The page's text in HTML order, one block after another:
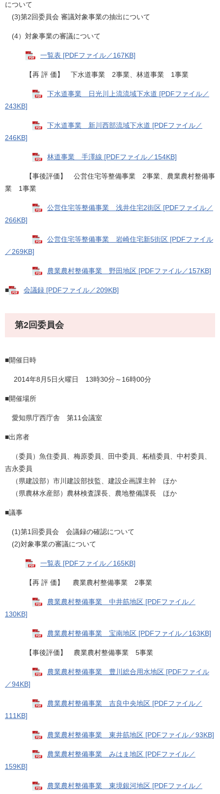
について
(3)第2回委員会 審議対象事業の抽出について
(4）対象事業の審議について
一覧表 [PDFファイル／167KB]
【再 評 価】 下水道事業 2事業、林道事業 1事業
下水道事業 日光川上流流域下水道 [PDFファイル／
243KB]
下水道事業 新川西部流域下水道 [PDFファイル／
246KB]
林道事業 手澤線 [PDFファイル／154KB]
【事後評価】 公営住宅等整備事業 2事業、農業農村整備事
業 1事業
公営住宅等整備事業 浅井住宅2街区 [PDFファイル／
266KB]
公営住宅等整備事業 岩崎住宅新5街区 [PDFファイル
／269KB]
農業農村整備事業 野田地区 [PDFファイル／157KB]
■ 会議録 [PDFファイル／209KB]
第2回委員会
■開催日時
2014年8月5日火曜日 13時30分～16時00分
■開催場所
愛知県庁西庁舎 第11会議室
■出席者
（委員）魚住委員、梅原委員、田中委員、柘植委員、中村委員、
吉永委員
（県建設部）市川建設部技監、建設企画課主幹 ほか
（県農林水産部）農林検査課長、農地整備課長 ほか
■議事
(1)第1回委員会 会議録の確認について
(2)対象事業の審議について
一覧表 [PDFファイル／165KB]
【再 評 価】 農業農村整備事業 2事業
農業農村整備事業 中井筋地区 [PDFファイル／
130KB]
農業農村整備事業 宝南地区 [PDFファイル／163KB]
【事後評価】 農業農村整備事業 5事業
農業農村整備事業 豊川総合用水地区 [PDFファイル
／94KB]
農業農村整備事業 吉良中央地区 [PDFファイル／
111KB]
農業農村整備事業 東井筋地区 [PDFファイル／93KB]
農業農村整備事業 みはま地区 [PDFファイル／
159KB]
農業農村整備事業 東境銀河地区 [PDFファイル／